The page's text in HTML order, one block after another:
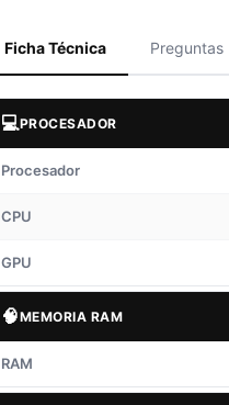
Ficha Técnica Preguntas
💻PROCESADOR
Procesador
CPU
GPU
🧠MEMORIA RAM
RAM